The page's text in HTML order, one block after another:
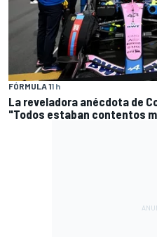
FÓRMULA 11 h
La reveladora anécdota de
"Todos estaban contentos